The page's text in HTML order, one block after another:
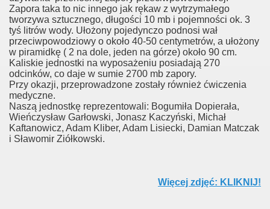
Zapora taka to nic innego jak rękaw z wytrzymałego
tworzywa sztucznego, długości 10 mb i pojemności ok. 3
tyś litrów wody. Ułożony pojedynczo podnosi wał
przeciwpowodziowy o około 40-50 centymetrów, a ułożony
w piramidkę ( 2 na dole, jeden na górze) około 90 cm.
Kaliskie jednostki na wyposażeniu posiadają 270
odcinków, co daje w sumie 2700 mb zapory.
Przy okazji, przeprowadzone zostały również ćwiczenia
medyczne.
Naszą jednostkę reprezentowali: Bogumiła Dopierała,
Wieńczysław Garłowski, Jonasz Kaczyński, Michał
Kaftanowicz, Adam Kliber, Adam Lisiecki, Damian Matczak
i Sławomir Ziółkowski.
Więcej zdjęć: KLIKNIJ!